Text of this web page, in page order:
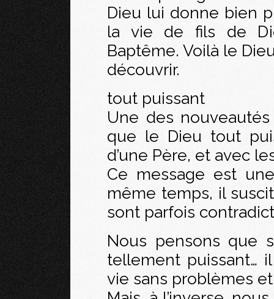
Dieu lui donne bien
la vie de fils de
Baptême. Voilà le
découvrir.
tout puissant
Une des
que le Dieu tout
d’une Père, et avec
Ce message est
même temps, il
sont parfois
Nous pensons que
tellement puissant…
vie sans problèmes